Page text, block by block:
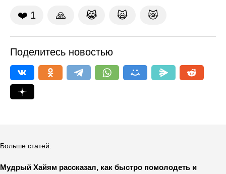
❤️ 1 🙏 😹 🙀 😿
Поделитесь новостью
Больше статей:
Мудрый Хайям рассказал, как быстро помолодеть и